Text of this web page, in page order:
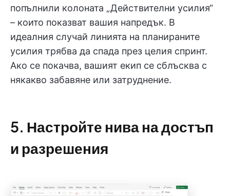
попълнили колоната „Действителни усилия“
– които показват вашия напредък. В
идеалния случай линията на планираните
усилия трябва да спада през целия спринт.
Ако се покачва, вашият екип се сблъсква с
някакво забавяне или затруднение.
5. Настройте нива на достъп
и разрешения